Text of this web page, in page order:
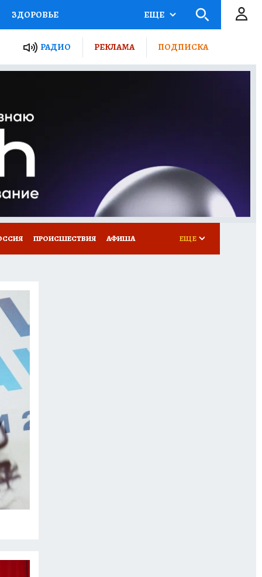
ЗДОРОВЬЕ
РОССИИ
ПУТЕВОДИТЕЛЬ
ПОТРЕБИТЕЛЯ
ЕЩЕ
РАДИО РЕКЛАМА ПОДПИСКА
ПРОИСШЕСТВИЯ АФИША ЕЩЕ